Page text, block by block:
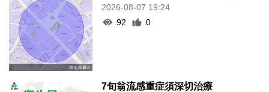
2026-08-07 19:24
92
0
7旬翁流感重症須深切治療